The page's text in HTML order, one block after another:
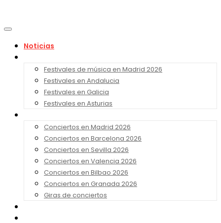
Noticias
Festivales de música en Madrid 2026
Festivales en Andalucia
Festivales en Galicia
Festivales en Asturias
Conciertos en Madrid 2026
Conciertos en Barcelona 2026
Conciertos en Sevilla 2026
Conciertos en Valencia 2026
Conciertos en Bilbao 2026
Conciertos en Granada 2026
Giras de conciertos